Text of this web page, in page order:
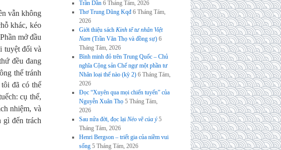
vẫn không
khác, kéo
mở đầu
tuyệt đối và
đều đang
thể tránh
đã có thể
cụ thể,
nhiệm, và
gì đến trách
Trần Dần 6 Tháng Tám, 2026
Thơ Trung Dũng Kqđ 6 Tháng Tám,
2026
Giới thiệu sách Kinh tế tư nhân Việt
Nam (Trần Văn Thọ và đồng sự) 6
Tháng Tám, 2026
Bình minh đỏ trên Trung Quốc – Chủ
nghĩa Cộng sản Chế ngự một phần tư
Nhân loại thế nào (kỳ 2) 6 Tháng Tám,
2026
Đọc “Xuyên qua mọi chiến tuyến” của
Nguyễn Xuân Thọ 5 Tháng Tám,
2026
Sau nửa đời, đọc lại Nẻo về của ý 5
Tháng Tám, 2026
Henri Bergson – triết gia của niềm vui
sống 5 Tháng Tám, 2026